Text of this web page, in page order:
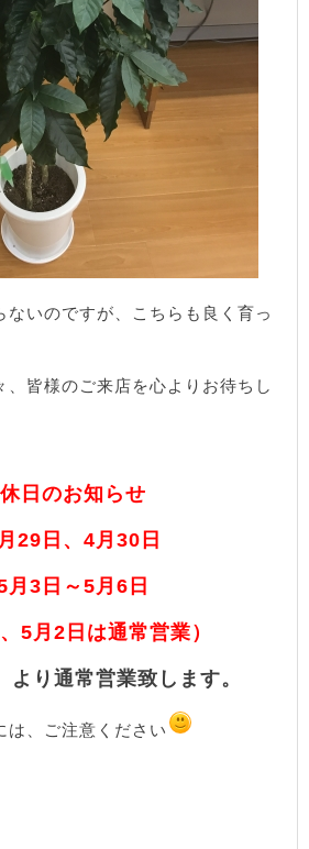
ないのですが、こちらも良く育っ
、皆様のご来店を心よりお待ちし
日のお知らせ
29日、4月30日
月3日～5月6日
5月2日は通常営業）
より通常営業致します。
は、ご注意ください